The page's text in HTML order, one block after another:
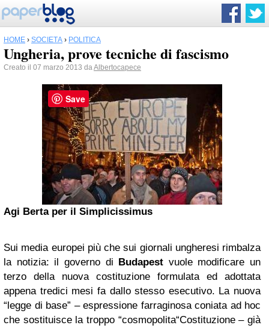
HOME › SOCIETÀ › POLITICA
Ungheria, prove tecniche di fascismo
Creato il 07 marzo 2013 daAlbertocapece
Agi Berta per il Simplicissimus
Sui media europei più che sui giornali ungheresi rimbalza
la notizia: il governo di Budapest vuole modificare un
terzo della nuova costituzione formulata ed adottata
appena tredici mesi fa dallo stesso esecutivo. La nuova
“legge di base” – espressione farraginosa coniata ad hoc
che sostituisce la troppo “cosmopolita“Costituzione – già
Save